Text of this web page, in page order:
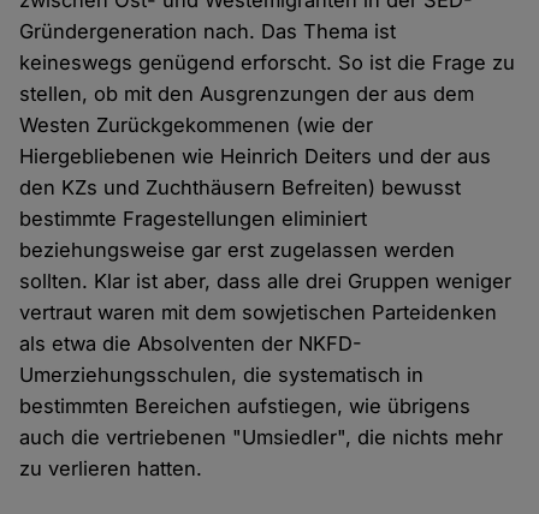
Gründergeneration nach. Das Thema ist
keineswegs genügend erforscht. So ist die Frage zu
stellen, ob mit den Ausgrenzungen der aus dem
Westen Zurückgekommenen (wie der
Hiergebliebenen wie Heinrich Deiters und der aus
den KZs und Zuchthäusern Befreiten) bewusst
bestimmte Fragestellungen eliminiert
beziehungsweise gar erst zugelassen werden
sollten. Klar ist aber, dass alle drei Gruppen weniger
vertraut waren mit dem sowjetischen Parteidenken
als etwa die Absolventen der NKFD-
Umerziehungsschulen, die systematisch in
bestimmten Bereichen aufstiegen, wie übrigens
auch die vertriebenen "Umsiedler", die nichts mehr
zu verlieren hatten.